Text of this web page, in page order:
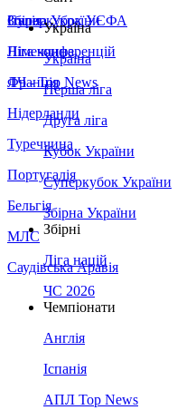
Збірна України
Італія
Німеччина
Франція
Нідерланди
Туреччина
Португалія
Бельгія
МЛС
Саудівська Аравія
Суперкубок УЄФА
Ліга конференцій
ЛЧ - Top News
Україна
Україна
Перша ліга
Друга ліга
Кубок України
Суперкубок України
Збірна України
Збірні
Ліга націй
ЧС 2026
Чемпіонати
Англія
Іспанія
АПЛ Top News